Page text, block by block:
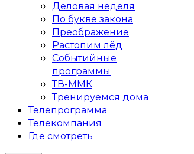
Деловая неделя
По букве закона
Преображение
Растопим лёд
Событийные
программы
ТВ-ММК
Тренируемся дома
Телепрограмма
Телекомпания
Где смотреть